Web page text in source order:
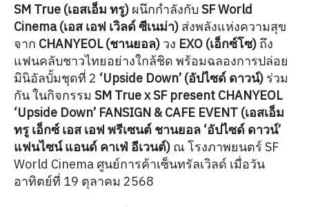
SM True (เอสเอ็ม ทรู) ผนึกกำลังกับSF World
Cinema (เอส เอฟ เวิลด์ ซีเนม่า) ส่งพลังแห่งความสุข
จาก CHANYEOL (ชานยอล) วง EXO (เอ็กซ์โซ) ถึง
แฟนคลับชาวไทยอย่างใกล้ชิด พร้อมฉลองการปล่อย
มินิอัลบั้มชุดที่ 2 ‘Upside Down’ (อัปไซด์ ดาวน์) ร่วม
กัน ในกิจกรรม SM True x SF present CHANYEOL
‘Upside Down’ FANSIGN & CAFE EVENT (เอสเอ็ม
ทรู เอ็กซ์ เอส เอฟ พรีเซนต์ ชานยอล ‘อัปไซด์ ดาวน์’
แฟนไซน์ แอนด์ คาเฟ่ อีเวนต์) ณ โรงภาพยนตร์ SF
World Cinema ศูนย์การค้าเซ็นทรัลเวิลด์ เมื่อวัน
อาทิตย์ที่ 19 ตุลาคม 2568